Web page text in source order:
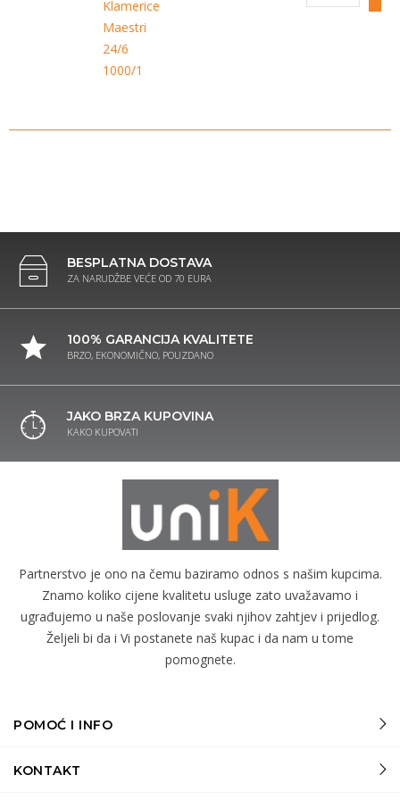
Klamerice
Maestri
24/6
1000/1
BESPLATNA DOSTAVA
ZA NARUDŽBE VEĆE OD 70 EURA
100% GARANCIJA KVALITETE
BRZO, EKONOMIČNO, POUZDANO
JAKO BRZA KUPOVINA
KAKO KUPOVATI
Partnerstvo je ono na čemu baziramo odnos s našim kupcima.
Znamo koliko cijene kvalitetu usluge zato uvažavamo i
ugrađujemo u naše poslovanje svaki njihov zahtjev i prijedlog.
Željeli bi da i Vi postanete naš kupac i da nam u tome
pomognete.
POMOĆ I INFO
KONTAKT